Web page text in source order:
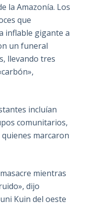
la Amazonía. Los
que
inflable gigante a
un funeral
llevando tres
incluían
comunitarios,
marcaron
mientras
dijo
Kuin del oeste